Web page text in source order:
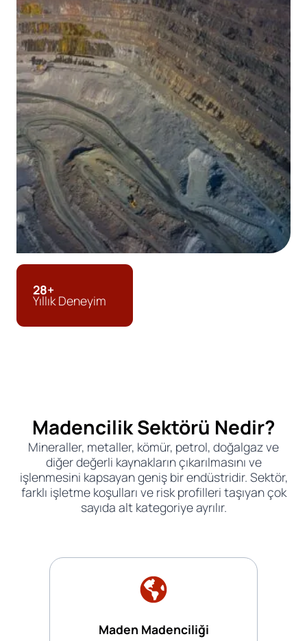
28+
Yıllık Deneyim
Madencilik Sektörü Nedir?
Mineraller, metaller, kömür, petrol, doğalgaz ve
diğer değerli kaynakların çıkarılmasını ve
işlenmesini kapsayan geniş bir endüstridir. Sektör,
farklı işletme koşulları ve risk profilleri taşıyan çok
sayıda alt kategoriye ayrılır.
Maden Madenciliği